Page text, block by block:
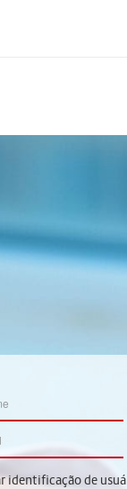
identificação de